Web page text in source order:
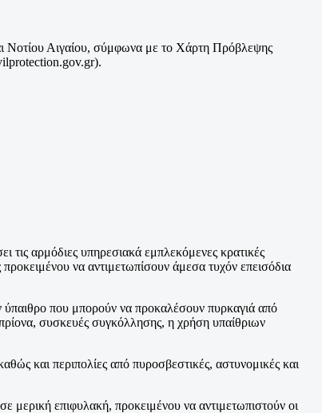
Νοτίου Αιγαίου, σύμφωνα με το Χάρτη Πρόβλεψης
αρμόδιες υπηρεσιακά εμπλεκόμενες κρατικές
να αντιμετωπίσουν άμεσα τυχόν επεισόδια
ύπαιθρο που μπορούν να προκαλέσουν πυρκαγιά από
συσκευές συγκόλλησης, η χρήση υπαίθριων
και περιπολίες από πυροσβεστικές, αστυνομικές και
επιφυλακή, προκειμένου να αντιμετωπιστούν οι